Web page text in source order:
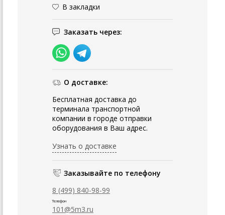
В закладки
Заказать через:
О доставке:
Бесплатная доставка до
терминала транспортной
компании в городе отправки
оборудования в Ваш адрес.
Узнать о доставке
Заказывайте по телефону
8 (499) 840-98-99
Телефон
101@5m3.ru